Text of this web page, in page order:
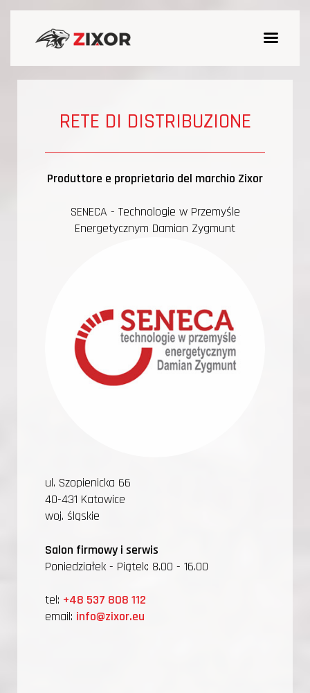
RETE DI DISTRIBUZIONE
Produttore e proprietario del marchio Zixor
SENECA - Technologie w Przemyśle
Energetycznym Damian Zygmunt
ul. Szopienicka 66
40-431 Katowice
woj. śląskie
Salon firmowy i serwis
Poniedziałek - Piątek: 8.00 - 16.00
tel: +48 537 808 112
email: info@zixor.eu